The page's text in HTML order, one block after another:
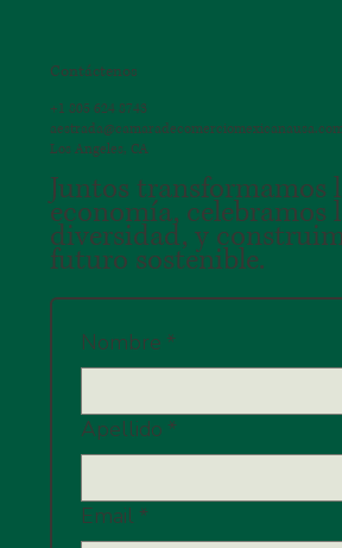
Contáctenos
+1 805 624 8743
Los Angeles, CA
Juntos transformamos
economía, celebramos
diversidad, y
futuro sostenible.
Nombre *
Apellido *
Email *